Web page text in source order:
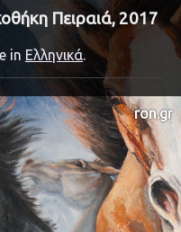
Πειραιά, 2017
in Ελληνικά.
ron.gr